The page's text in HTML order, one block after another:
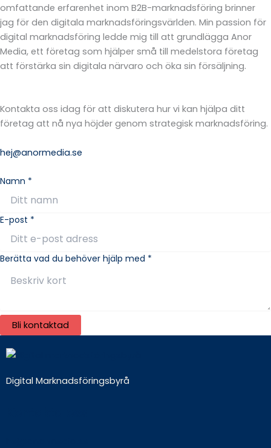
omfattande erfarenhet inom B2B-marknadsföring brinner
jag för den digitala marknadsföringsvärlden. Min passion för
digital marknadsföring ledde mig till att grundlägga Anor
Media, ett företag som hjälper små till medelstora företag
att förstärka sin digitala närvaro och öka sin försäljning.
Kontakta oss idag för att diskutera hur vi kan hjälpa ditt
företag att nå nya höjder genom strategisk marknadsföring.
hej@anormedia.se
Namn *
N
n
d
E-post *
Berätta vad du behöver hjälp med *
Bli kontaktad
Digital Marknadsföringsbyrå